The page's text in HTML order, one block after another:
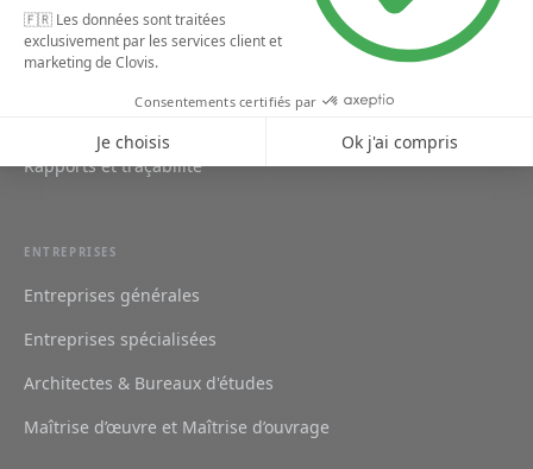
Gestion des utilisateurs
Planification des tâches
Rapports et traçabilité
ENTREPRISES
Entreprises générales
Entreprises spécialisées
Architectes & Bureaux d'études
Maîtrise d’œuvre et Maîtrise d’ouvrage